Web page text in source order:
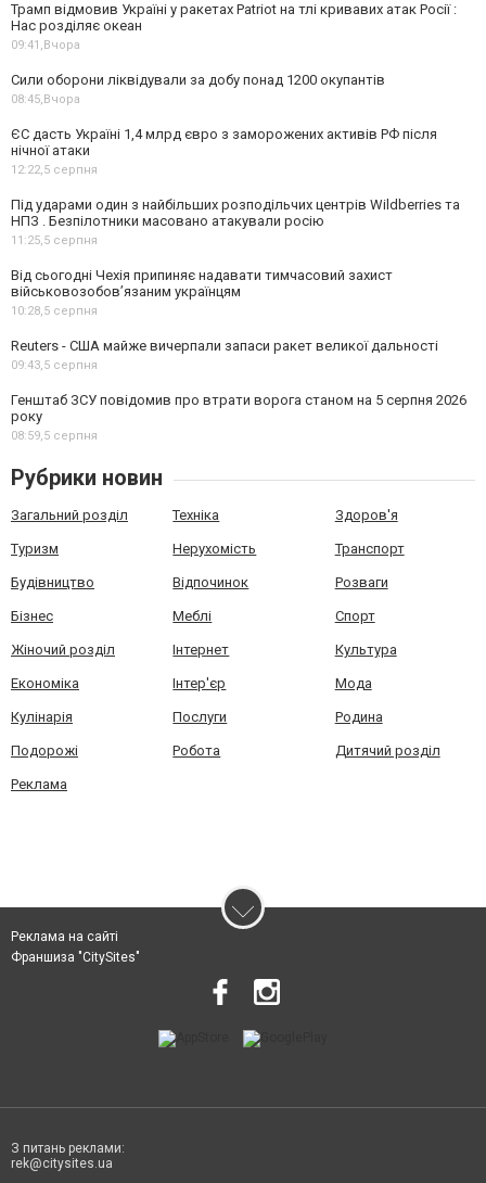
Трамп відмовив Україні у ракетах Patriot на тлі кривавих атак Росії :
Нас розділяє океан
09:41, Вчора
Сили оборони ліквідували за добу понад 1200 окупантів
08:45, Вчора
ЄС дасть Україні 1,4 млрд євро з заморожених активів РФ після
нічної атаки
12:22,5 серпня
Під ударами один з найбільших розподільчих центрів Wildberries та
НПЗ . Безпілотники масовано атакували росію
11:25,5 серпня
Від сьогодні Чехія припиняє надавати тимчасовий захист
військовозобов’язаним українцям
10:28,5 серпня
Reuters - США майже вичерпали запаси ракет великої дальності
09:43,5 серпня
Генштаб ЗСУ повідомив про втрати ворога станом на 5 серпня 2026
року
08:59,5 серпня
Рубрики новин
Загальний розділ Техніка Здоров'я
Туризм Нерухомість Транспорт
Будівництво Відпочинок Розваги
Бізнес Меблі Спорт
Жіночий розділ Інтернет Культура
Економіка Інтер'єр Мода
Кулінарія Послуги Родина
Подорожі Робота Дитячий розділ
Реклама
Реклама на сайті
Франшиза "CitySites"
З питань реклами:
rek@citysites.ua